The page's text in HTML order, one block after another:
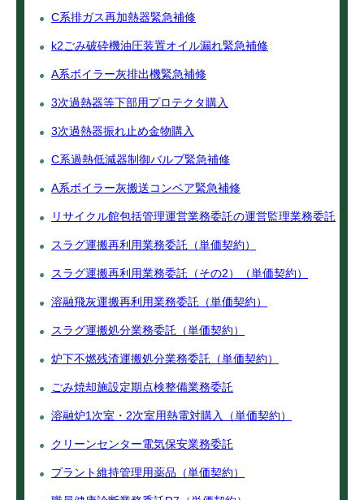
C系排ガス再加熱器緊急補修
k2ごみ破砕機油圧装置オイル漏れ緊急補修
A系ボイラー灰排出機緊急補修
3次過熱器等下部用プロテクタ購入
3次過熱器振れ止め金物購入
C系過熱低減器制御バルブ緊急補修
A系ボイラー灰搬送コンベア緊急補修
リサイクル館包括管理運営業務委託の運営監理業務委託
スラグ運搬再利用業務委託（単価契約）
スラグ運搬再利用業務委託（その2）（単価契約）
溶融飛灰運搬再利用業務委託（単価契約）
スラグ運搬処分業務委託（単価契約）
炉下不燃残渣運搬処分業務委託（単価契約）
ごみ焼却施設定期点検整備業務委託
溶融炉1次室・2次室用熱電対購入（単価契約）
クリーンセンター電気保安業務委託
プラント維持管理用薬品（単価契約）